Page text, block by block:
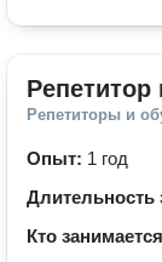
Репетиторы и
Опыт: 1 год
Длительность
Кто